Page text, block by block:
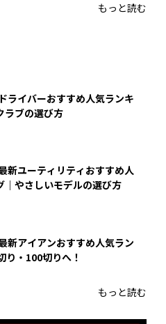
もっと読む
ライバーおすすめ人気ランキ
ラブの選び方
新ユーティリティおすすめ人
｜やさしいモデルの選び方
新アイアンおすすめ人気ラン
り・100切りへ！
もっと読む